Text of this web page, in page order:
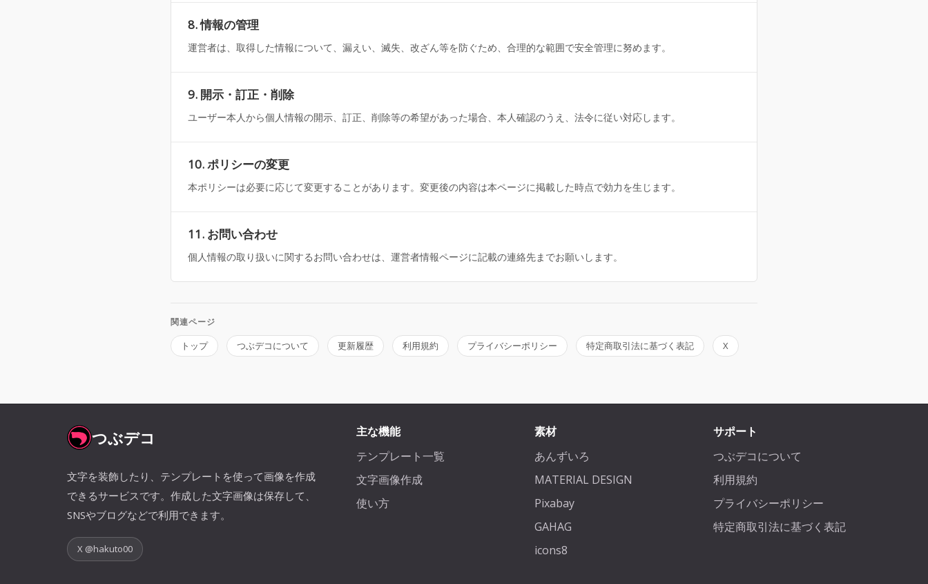
8. 情報の管理
運営者は、取得した情報について、漏えい、滅失、改ざん等を防ぐため、合理的な範囲で安全管理に努めます。
9. 開示・訂正・削除
ユーザー本人から個人情報の開示、訂正、削除等の希望があった場合、本人確認のうえ、法令に従い対応します。
10. ポリシーの変更
本ポリシーは必要に応じて変更することがあります。変更後の内容は本ページに掲載した時点で効力を生じます。
11. お問い合わせ
個人情報の取り扱いに関するお問い合わせは、運営者情報ページに記載の連絡先までお願いします。
関連ページ
トップ つぶデコについて 更新履歴 利用規約 プライバシーポリシー 特定商取引法に基づく表記 X
つぶデコ
文字を装飾したり、テンプレートを使って画像を作成
できるサービスです。作成した文字画像は保存して、
SNSやブログなどで利用できます。
X @hakuto00
主な機能
テンプレート一覧
文字画像作成
使い方
素材
あんずいろ
MATERIAL DESIGN
Pixabay
GAHAG
icons8
サポート
つぶデコについて
利用規約
プライバシーポリシー
特定商取引法に基づく表記